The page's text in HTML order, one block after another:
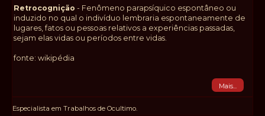
Retrocognição - Fenômeno parapsíquico espontâneo ou
induzido no qual o indivíduo lembraria espontaneamente de
lugares, fatos ou pessoas relativos a experiências passadas,
sejam elas vidas ou períodos entre vidas.
fonte: wikipédia
Mais...
Especialista em Trabalhos de Ocultimo.